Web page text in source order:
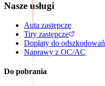
Nasze usługi
Auta zastępcze
Tiry zastępcze
Dopłaty do odszkodowań
Naprawy z OC/AC
Do pobrania